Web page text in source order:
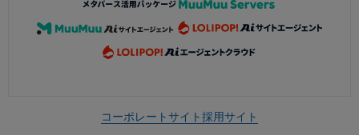
コーポレートサイト採用サイト